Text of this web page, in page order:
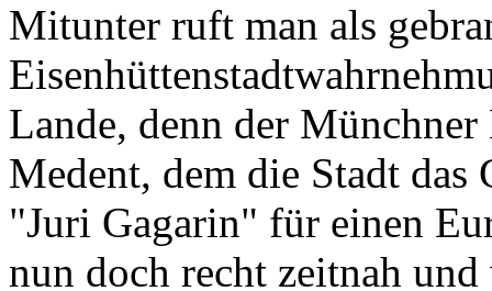
Mitunter ruft man als
Lande, denn der
Medent, dem die Stadt das
"Juri Gagarin" für einen
nun doch recht zeitnah